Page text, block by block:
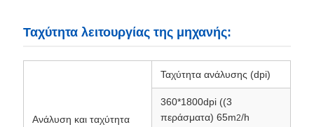
Ταχύτητα λειτουργίας της μηχανής:
Ανάλυση και ταχύτητα
Ταχύτητα ανάλυσης (dpi)
360*1800dpi ((3
περάσματα) 65m2/h